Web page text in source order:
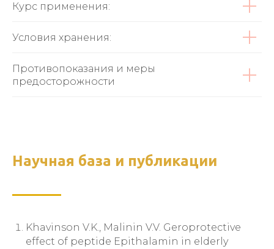
Курс применения:
Условия хранения:
Противопоказания и меры
предосторожности
Научная база и публикации
Khavinson V.K., Malinin V.V. Geroprotective
effect of peptide Epithalamin in elderly